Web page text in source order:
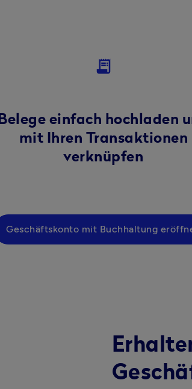
receipt_long
Belege einfach hochladen
mit Ihren Transaktionen
verknüpfen
Geschäftskonto mit Buchhaltung